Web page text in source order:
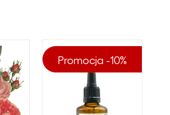
Nazwa: Od Z do A
Promocja -10%